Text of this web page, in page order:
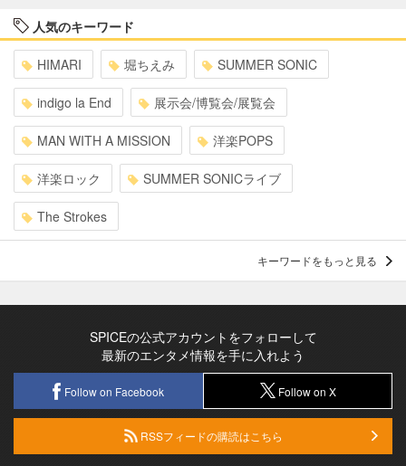
人気のキーワード
HIMARI 堀ちえみ SUMMER SONIC
indigo la End 展示会/博覧会/展覧会
MAN WITH A MISSION 洋楽POPS
洋楽ロック SUMMER SONICライブ
The Strokes
キーワードをもっと見る
SPICEの公式アカウントをフォローして
最新のエンタメ情報を手に入れよう
Follow on Facebook Follow on X
RSSフィードの購読はこちら